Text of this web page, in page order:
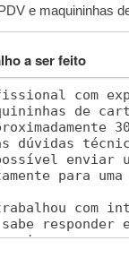
a ser feito